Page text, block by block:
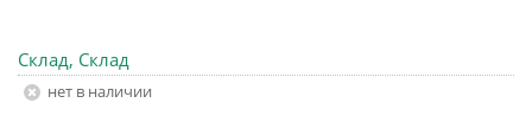
Склад, Склад
Нет в наличии